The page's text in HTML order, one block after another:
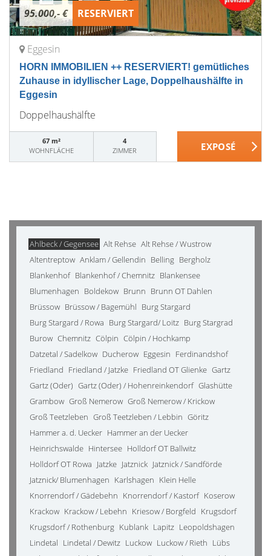
95.000,- € RESERVIERT
Eggesin
HORN IMMOBILIEN ++ RESERVIERT! gemütliches
Zuhause in idyllischer Lage, Doppelhaushälfte in
Eggesin
Doppelhaushälfte
67 m²
WOHNFLÄCHE
4
ZIMMER
Ahlbeck / Gegensee Alt Rehse Alt Rehse / Wustrow
Altentreptow Anklam / Gellendin Belling Bergholz
Blankenhof Blankenhof / Chemnitz Blankensee
Blumenhagen Boldekow Brunn Brunn OT Dahlen
Brüssow Brüssow / Bagemühl Burg Stargard
Burg Stargard / Rowa Burg Stargard/ Loitz Burg Stargrad
Burow Chemnitz Cölpin Cölpin / Hochkamp
Datzetal / Sadelkow Ducherow Eggesin Ferdinandshof
Friedland Friedland / Jatzke Friedland OT Glienke Gartz
Gartz (Oder) Gartz (Oder) / Hohenreinkendorf Glashütte
Grambow Groß Nemerow Groß Nemerow / Krickow
Groß Teetzleben Groß Teetzleben / Lebbin Göritz
Hammer a. d. Uecker Hammer an der Uecker
Heinrichswalde Hintersee Holldorf OT Ballwitz
Holldorf OT Rowa Jatzke Jatznick Jatznick / Sandförde
Jatznick/ Blumenhagen Karlshagen Klein Helle
Knorrendorf / Gädebehn Knorrendorf / Kastorf Koserow
Krackow Krackow / Lebehn Kriesow / Borgfeld Krugsdorf
Krugsdorf / Rothenburg Kublank Lapitz Leopoldshagen
Lindetal Lindetal / Dewitz Luckow Luckow / Rieth Lübs